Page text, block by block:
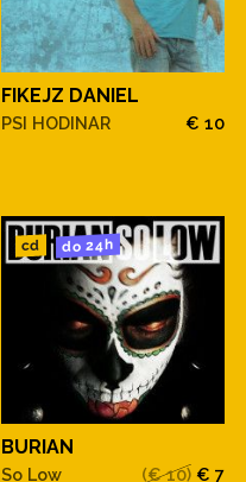
FIKEJZ DANIEL
PSI HODINAR € 10
cd do 24h
BURIAN
So Low (€ 10) € 7